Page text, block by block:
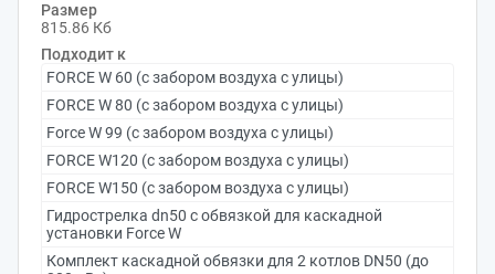
Размер
815.86 Кб
Подходит к
FORCE W 60 (с забором воздуха с улицы)
FORCE W 80 (с забором воздуха с улицы)
Force W 99 (с забором воздуха с улицы)
FORCE W120 (c забором воздуха с улицы)
FORCE W150 (с забором воздуха с улицы)
Гидрострелка dn50 с обвязкой для каскадной
установки Force W
Комплект каскадной обвязки для 2 котлов DN50 (до